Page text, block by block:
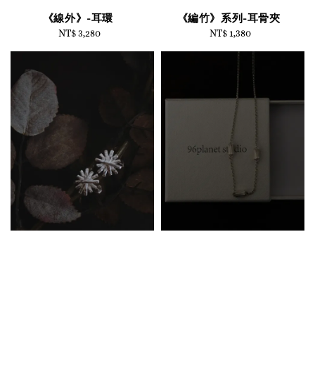
《線外》-耳環
Regular
NT$ 3,280
《編竹》系列-耳骨夾
Regular
NT$ 1,380